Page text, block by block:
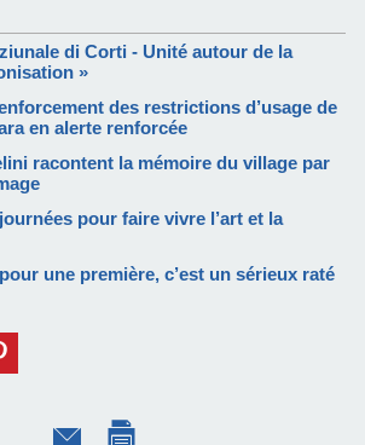
di Corti - Unité autour de la
»
des restrictions d’usage de
en alerte renforcée
racontent la mémoire du village par
pour faire vivre l’art et la
une première, c’est un sérieux raté